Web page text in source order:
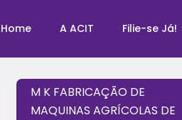
Home A ACIT Filie-se Já!
M K FABRICAÇÃO DE
MAQUINAS AGRÍCOLAS DE